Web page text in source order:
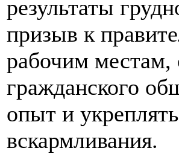
результаты
призыв к
рабочим местам,
гражданского
опыт и
вскармливания.